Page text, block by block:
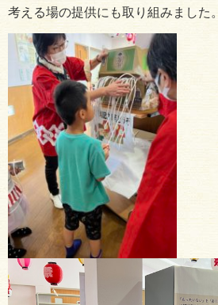
考える場の提供にも取り組みました。